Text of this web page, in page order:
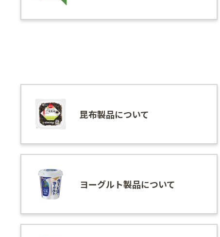
昆布製品について
ヨーグルト製品について